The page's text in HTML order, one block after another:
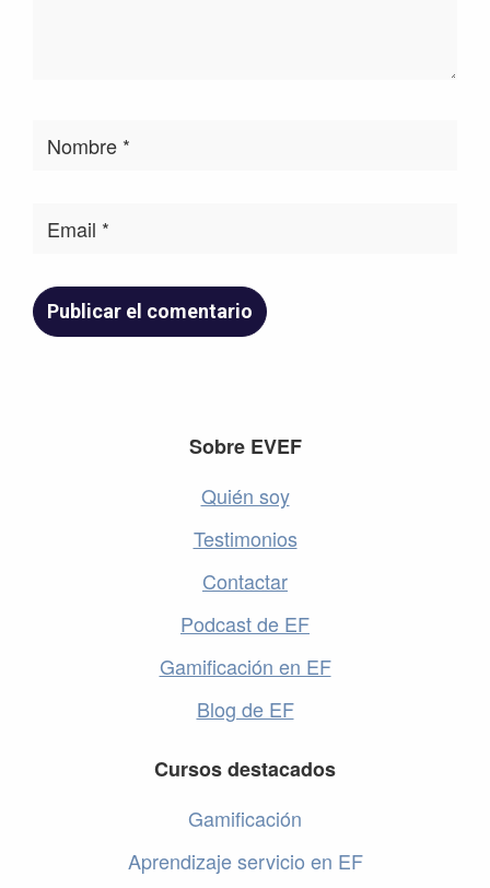
Sobre EVEF
Quién soy
Testimonios
Contactar
Podcast de EF
Gamificación en EF
Blog de EF
Cursos destacados
Gamificación
Aprendizaje servicio en EF